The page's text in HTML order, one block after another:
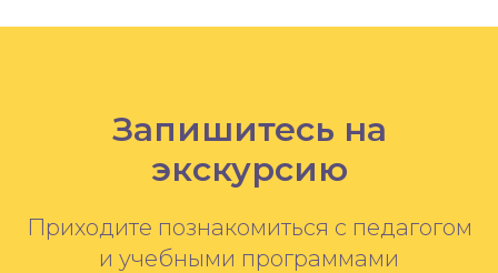
Запишитесь на
экскурсию
Приходите познакомиться с педагогом
и учебными программами